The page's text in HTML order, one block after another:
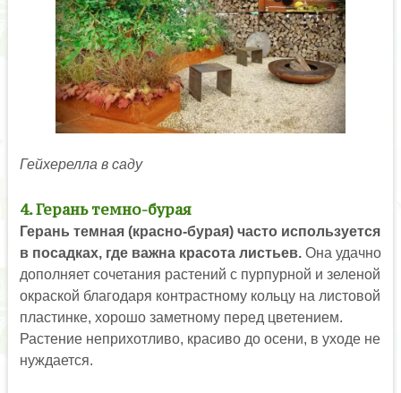
Гейхерелла в саду
4. Герань темно-бурая
Герань темная (красно-бурая) часто используется
в посадках, где важна красота листьев.Она удачно
дополняет сочетания растений с пурпурной и зеленой
окраской благодаря контрастному кольцу на листовой
пластинке, хорошо заметному перед цветением.
Растение неприхотливо, красиво до осени, в уходе не
нуждается.